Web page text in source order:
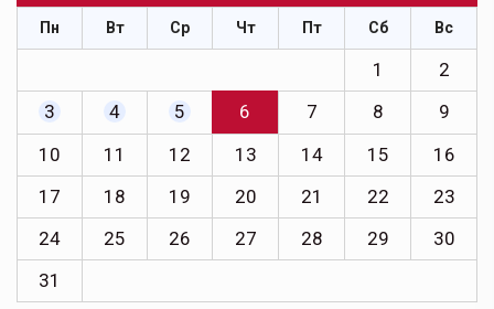
Пн Вт Ср Чт Пт Сб Вс
1
2
3
4 5 6 7 8
9
10
11 12 13 14 15
16
17
18 19 20 21 22
23
24
25 26 27 28 29
30
31